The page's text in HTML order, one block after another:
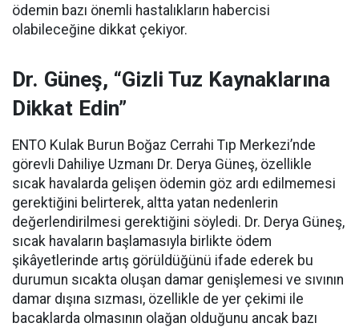
ödemin bazı önemli hastalıkların habercisi
olabileceğine dikkat çekiyor.
Dr. Güneş, “Gizli Tuz Kaynaklarına
Dikkat Edin”
ENTO Kulak Burun Boğaz Cerrahi Tıp Merkezi’nde
görevli Dahiliye Uzmanı Dr. Derya Güneş, özellikle
sıcak havalarda gelişen ödemin göz ardı edilmemesi
gerektiğini belirterek, altta yatan nedenlerin
değerlendirilmesi gerektiğini söyledi. Dr. Derya Güneş,
sıcak havaların başlamasıyla birlikte ödem
şikâyetlerinde artış görüldüğünü ifade ederek bu
durumun sıcakta oluşan damar genişlemesi ve sıvının
damar dışına sızması, özellikle de yer çekimi ile
bacaklarda olmasının olağan olduğunu ancak bazı